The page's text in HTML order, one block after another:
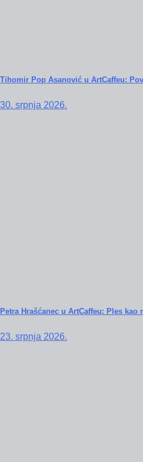
Tihomir Pop Asanović u ArtCaffeu:
30. srpnja 2026.
Petra Hrašćanec u ArtCaffeu: Ples
23. srpnja 2026.